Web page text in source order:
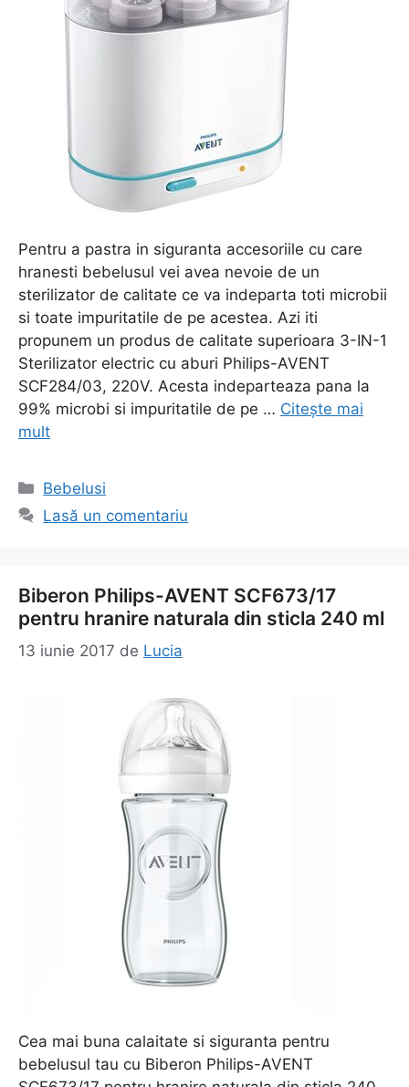
Pentru a pastra in siguranta accesoriile cu care
hranesti bebelusul vei avea nevoie de un
sterilizator de calitate ce va indeparta toti microbii
si toate impuritatile de pe acestea. Azi iti
propunem un produs de calitate superioara 3-IN-1
Sterilizator electric cu aburi Philips-AVENT
SCF284/03, 220V. Acesta indeparteaza pana la
99% microbi si impuritatile de pe … Citește mai
mult
Categorii
Bebelusi
Lasă un comentariu
Biberon Philips-AVENT SCF673/17
pentru hranire naturala din sticla 240 ml
13 iunie 2017 de Lucia
Cea mai buna calaitate si siguranta pentru
bebelusul tau cu Biberon Philips-AVENT